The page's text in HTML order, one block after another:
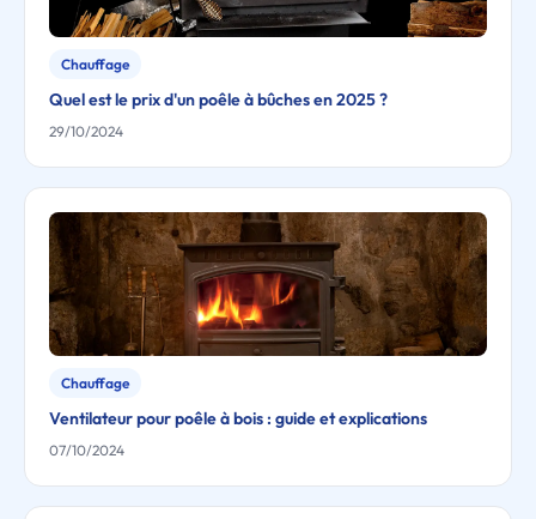
Chauffage
Quel est le prix d'un poêle à bûches en 2025 ?
29/10/2024
Chauffage
Ventilateur pour poêle à bois : guide et explications
07/10/2024